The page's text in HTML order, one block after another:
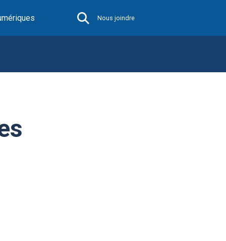
Nous joindre